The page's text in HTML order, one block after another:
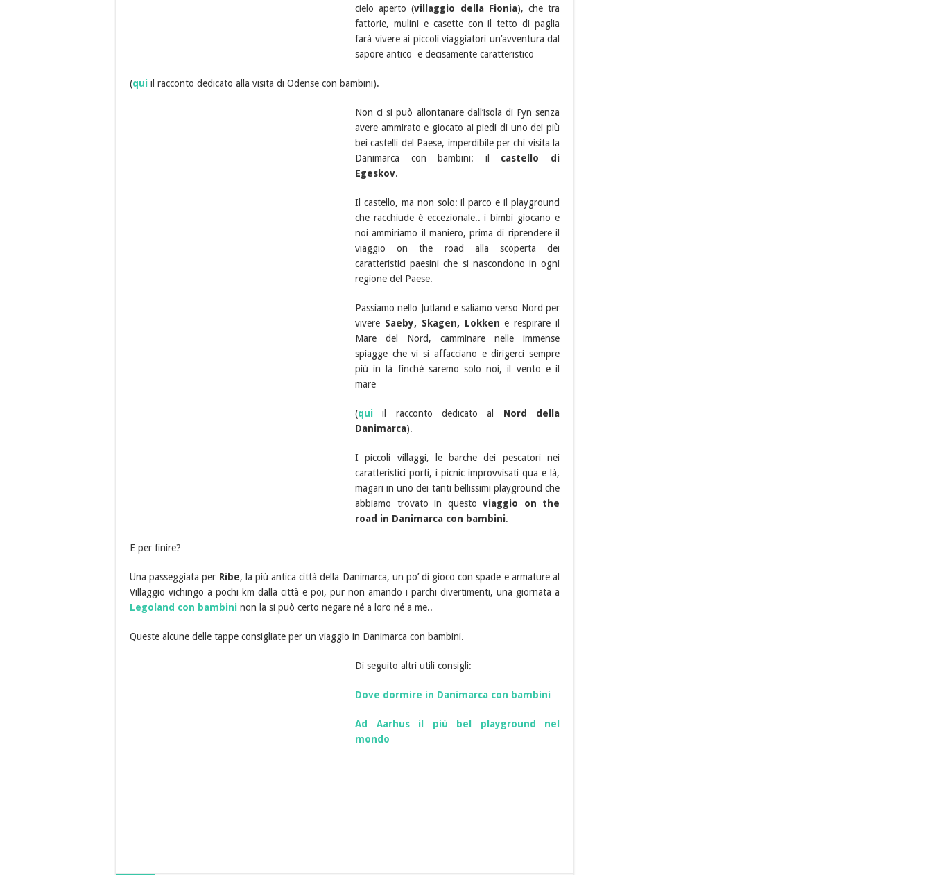
cielo aperto (villaggio della Fionia), che tra
fattorie, mulini e casette con il tetto di paglia
farà vivere ai piccoli viaggiatori un’avventura dal
sapore antico e decisamente caratteristico
(qui il racconto dedicato alla visita di Odense con bambini).
Non ci si può allontanare dall’isola di Fyn senza
avere ammirato e giocato ai piedi di uno dei più
bei castelli del Paese, imperdibile per chi visita la
Danimarca con bambini: il castello di
Egeskov.
Il castello, ma non solo: il parco e il playground
che racchiude è eccezionale.. i bimbi giocano e
noi ammiriamo il maniero, prima di riprendere il
viaggio on the road alla scoperta dei
caratteristici paesini che si nascondono in ogni
regione del Paese.
Passiamo nello Jutland e saliamo verso Nord per
vivere Saeby, Skagen, Lokken e respirare il
Mare del Nord, camminare nelle immense
spiagge che vi si affacciano e dirigerci sempre
più in là finché saremo solo noi, il vento e il
mare
(qui il racconto dedicato al Nord della
Danimarca).
I piccoli villaggi, le barche dei pescatori nei
caratteristici porti, i picnic improvvisati qua e là,
magari in uno dei tanti bellissimi playground che
abbiamo trovato in questo viaggio on the
road in Danimarca con bambini.
E per finire?
Una passeggiata per Ribe, la più antica città della Danimarca, un po’ di gioco con spade e armature al
Villaggio vichingo a pochi km dalla città e poi, pur non amando i parchi divertimenti, una giornata a
Legoland con bambini non la si può certo negare né a loro né a me..
Queste alcune delle tappe consigliate per un viaggio in Danimarca con bambini.
Di seguito altri utili consigli:
Dove dormire in Danimarca con bambini
Ad Aarhus il più bel playground nel
mondo